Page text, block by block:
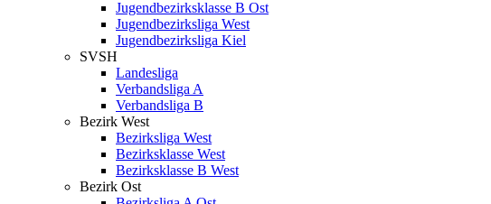
Jugendbezirksklasse B Ost
Jugendbezirksliga West
Jugendbezirksliga Kiel
SVSH
Landesliga
Verbandsliga A
Verbandsliga B
Bezirk West
Bezirksliga West
Bezirksklasse West
Bezirksklasse B West
Bezirk Ost